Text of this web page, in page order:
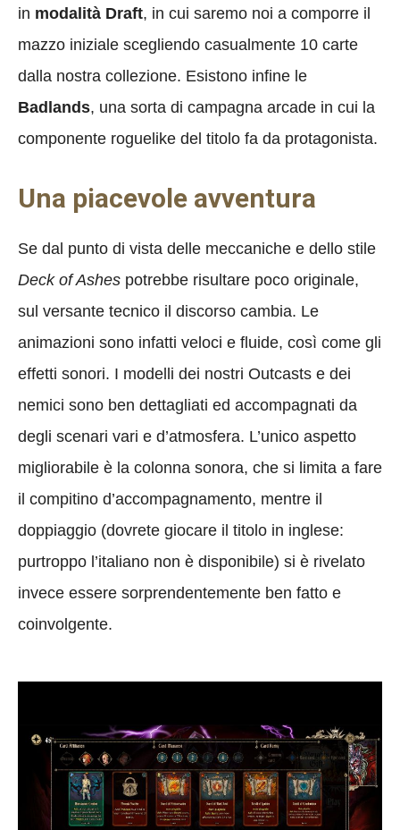
in modalità Draft, in cui saremo noi a comporre il
mazzo iniziale scegliendo casualmente 10 carte
dalla nostra collezione. Esistono infine le
Badlands, una sorta di campagna arcade in cui la
componente roguelike del titolo fa da protagonista.
Una piacevole avventura
Se dal punto di vista delle meccaniche e dello stile
Deck of Ashes potrebbe risultare poco originale,
sul versante tecnico il discorso cambia. Le
animazioni sono infatti veloci e fluide, così come gli
effetti sonori. I modelli dei nostri Outcasts e dei
nemici sono ben dettagliati ed accompagnati da
degli scenari vari e d’atmosfera. L’unico aspetto
migliorabile è la colonna sonora, che si limita a fare
il compitino d’accompagnamento, mentre il
doppiaggio (dovrete giocare il titolo in inglese:
purtroppo l’italiano non è disponibile) si è rivelato
invece essere sorprendentemente ben fatto e
coinvolgente.